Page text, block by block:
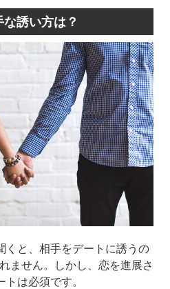
誘い方は？
くと、相手をデートに誘うの
ません。しかし、恋を進展さ
は必須です。